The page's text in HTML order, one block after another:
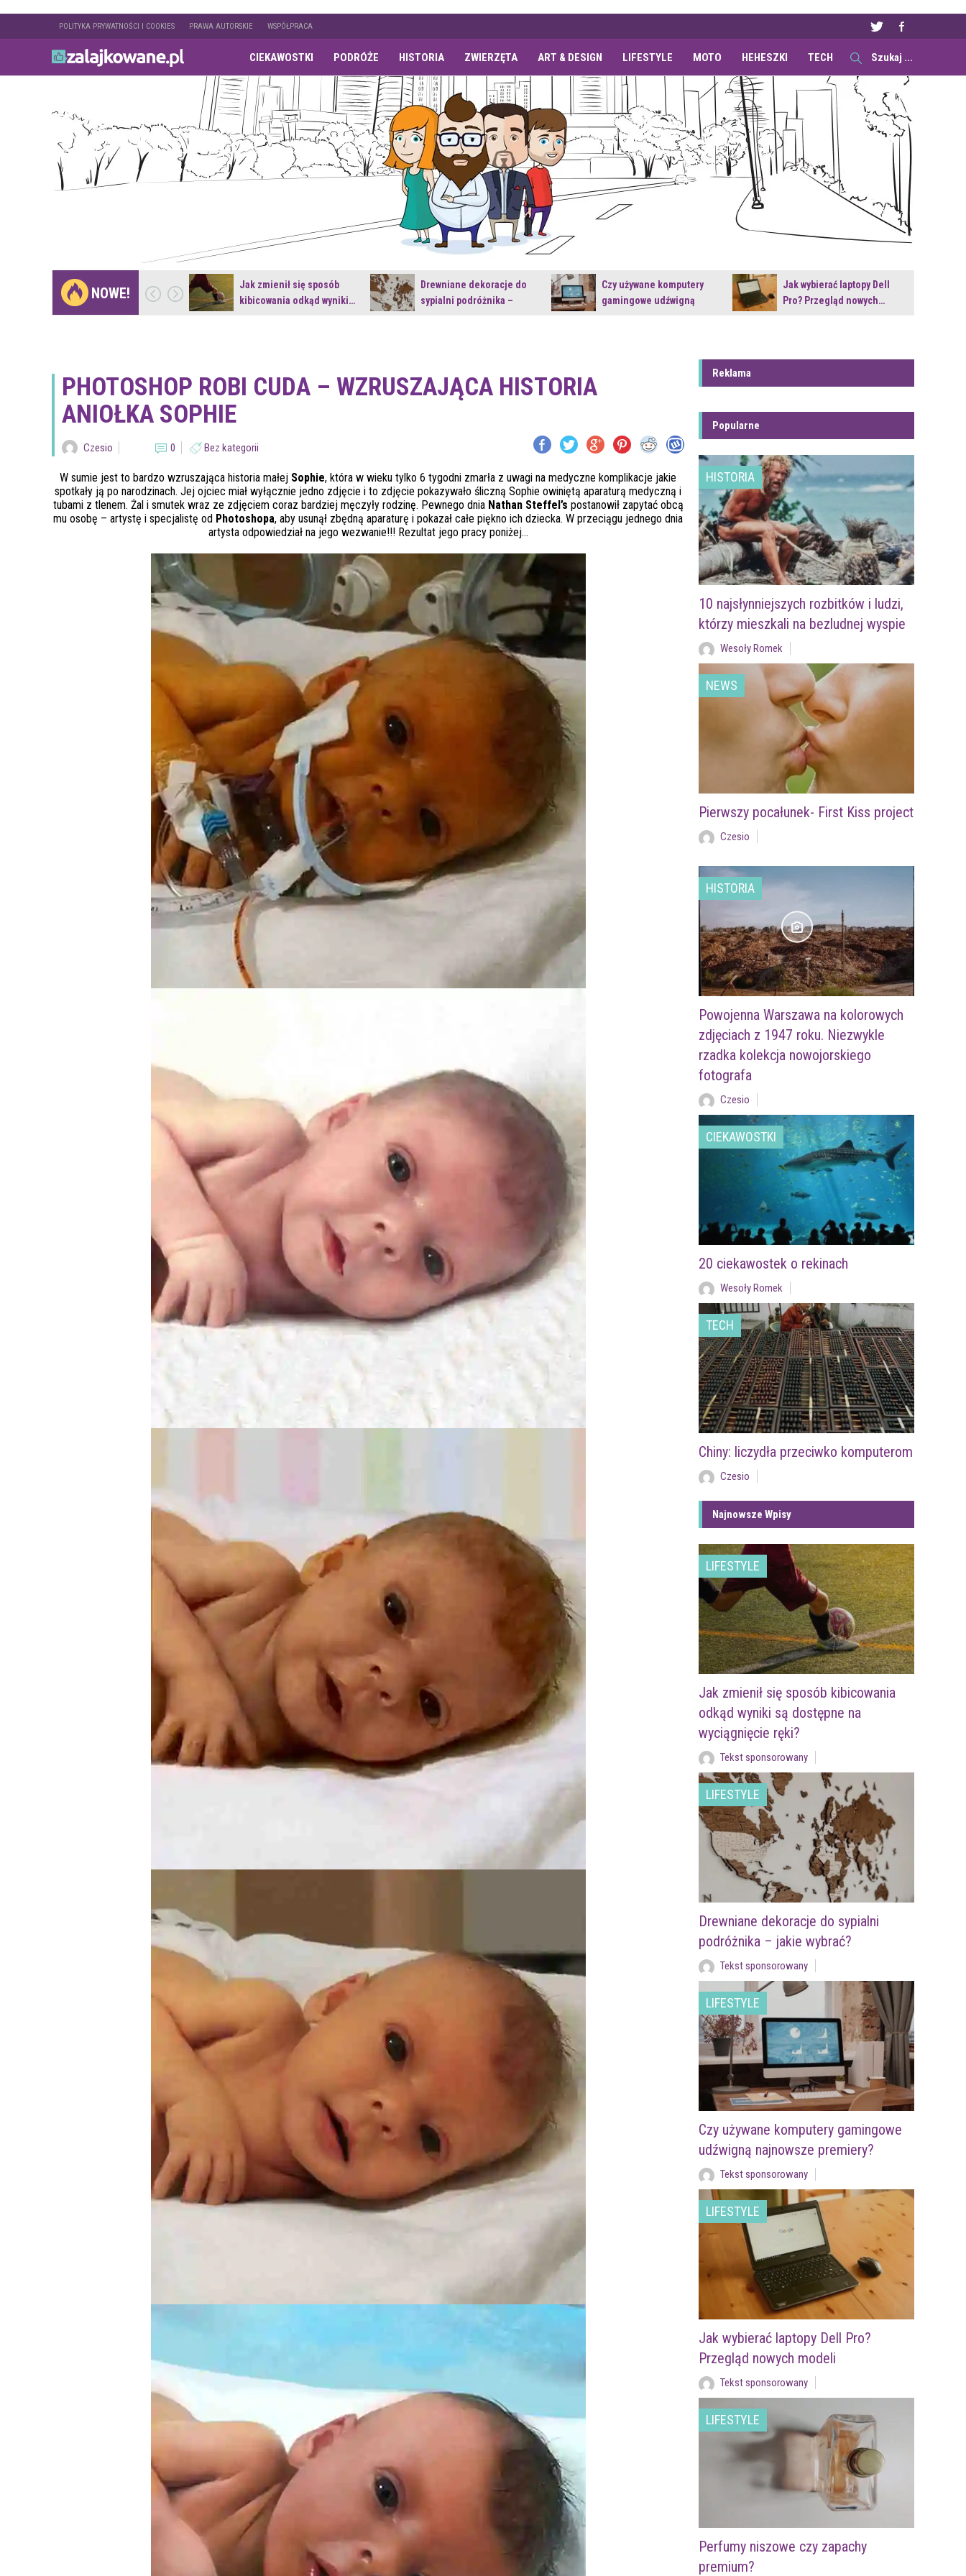
POLITYKA PRYWATNOŚCI I COOKIES PRAWA AUTORSKIE WSPÓŁPRACA
CIEKAWOSTKI PODRÓŻE HISTORIA ZWIERZĘTA ART & DESIGN LIFESTYLE MOTO HEHESZKI TECH
NOWE!
Gdzie pojechać na
weekend z naturą w…
Jak zmienił się sposób
kibicowania odkąd wyniki…
Drewniane dekoracje do
sypialni podróżnika –
Czy używane komputery
gamingowe udźwigną
Jak wybierać laptopy Dell
Pro? Przegląd nowych…
PHOTOSHOP ROBI CUDA – WZRUSZAJĄCA HISTORIA
ANIOŁKA SOPHIE
Czesio 0 Bez kategorii
W sumie jest to bardzo wzruszająca historia małej Sophie, która w wieku tylko 6 tygodni zmarła z uwagi na medyczne komplikacje jakie
spotkały ją po narodzinach. Jej ojciec miał wyłącznie jedno zdjęcie i to zdjęcie pokazywało śliczną Sophie owiniętą aparaturą medyczną i
tubami z tlenem. Żal i smutek wraz ze zdjęciem coraz bardziej męczyły rodzinę. Pewnego dnia Nathan Steffel’s postanowił zapytać obcą
mu osobę – artystę i specjalistę od Photoshopa, aby usunął zbędną aparaturę i pokazał całe piękno ich dziecka. W przeciągu jednego dnia
artysta odpowiedział na jego wezwanie!!! Rezultat jego pracy poniżej…
Reklama
Popularne
HISTORIA
10 najsłynniejszych rozbitków i ludzi,
którzy mieszkali na bezludnej wyspie
Wesoły Romek
NEWS
Pierwszy pocałunek- First Kiss project
Czesio
HISTORIA
Powojenna Warszawa na kolorowych
zdjęciach z 1947 roku. Niezwykle
rzadka kolekcja nowojorskiego
fotografa
Czesio
CIEKAWOSTKI
20 ciekawostek o rekinach
Wesoły Romek
TECH
Chiny: liczydła przeciwko komputerom
Czesio
Najnowsze Wpisy
LIFESTYLE
Jak zmienił się sposób kibicowania
odkąd wyniki są dostępne na
wyciągnięcie ręki?
Tekst sponsorowany
LIFESTYLE
Drewniane dekoracje do sypialni
podróżnika – jakie wybrać?
Tekst sponsorowany
LIFESTYLE
Czy używane komputery gamingowe
udźwigną najnowsze premiery?
Tekst sponsorowany
LIFESTYLE
Jak wybierać laptopy Dell Pro?
Przegląd nowych modeli
Tekst sponsorowany
LIFESTYLE
Perfumy niszowe czy zapachy
premium?